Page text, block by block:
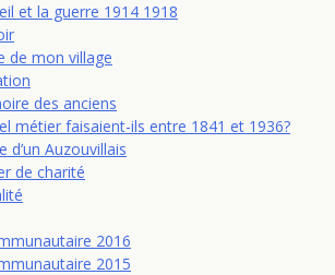
et la guerre 1914 1918
de mon village
des anciens
métier faisaient-ils entre 1841 et 1936?
d’un Auzouvillais
de charité
2016
2015